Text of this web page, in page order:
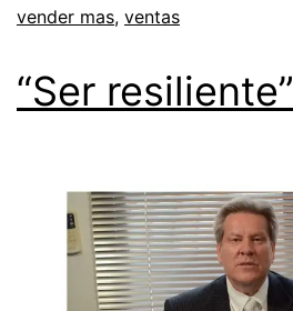
vender mas, ventas
“Ser resiliente”